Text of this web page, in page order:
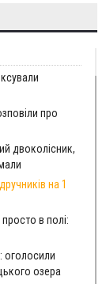
про
двоколісник,
на 1
в полі:
оголосили
озера